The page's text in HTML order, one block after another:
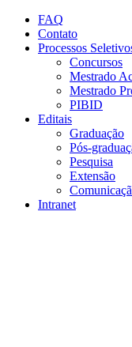
Conteúdo principal
FAQ
Contato
Processos
Concursos
Mestrado
Mestrado
PIBID
Editais
Graduação
Pós-
Pesquisa
Extensão
Intranet